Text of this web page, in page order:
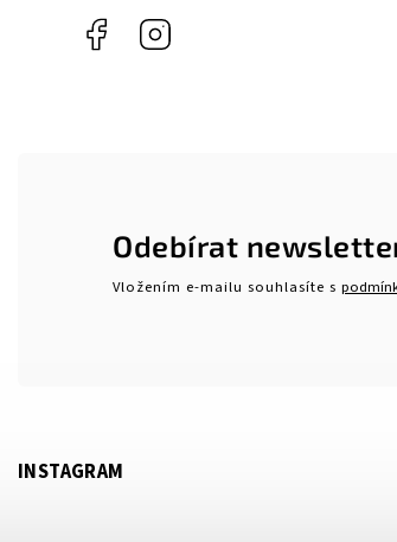
Facebook
Odebírat
Vložením e-mailu souhlasíte s
INSTAGRAM